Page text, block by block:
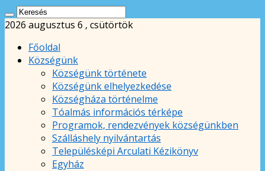
2026 augusztus 6 , csütörtök
Főoldal
Községünk
Községünk története
Községünk elhelyezkedése
Községháza történelme
Tóalmás információs térképe
Programok, rendezvények községünkben
Szálláshely nyilvántartás
Településképi Arculati Kézikönyv
Egyház